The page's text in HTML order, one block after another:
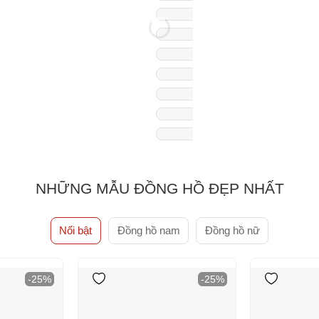
NHỮNG MẪU ĐỒNG HỒ ĐẸP NHẤT
Nổi bật Đồng hồ nam Đồng hồ nữ
-25% -25%